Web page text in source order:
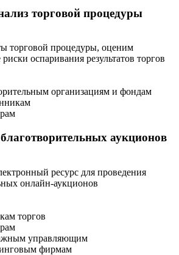
торговой процедуры
торговой процедуры, оценим
оспаривания результатов торгов
организациям и фондам
аукционов
ресурс для проведения
онлайн-аукционов
торгов
управляющим
фирмам